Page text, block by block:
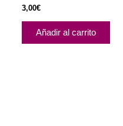
Valorado con
5.00
de 5
3,00€
Añadir al carrito